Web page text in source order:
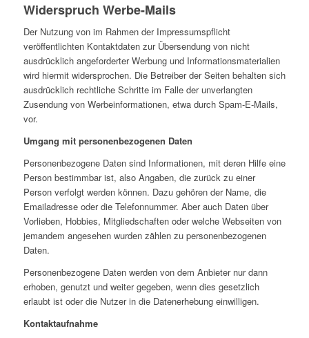
Widerspruch Werbe-Mails
Der Nutzung von im Rahmen der Impressumspflicht
veröffentlichten Kontaktdaten zur Übersendung von nicht
ausdrücklich angeforderter Werbung und Informationsmaterialien
wird hiermit widersprochen. Die Betreiber der Seiten behalten sich
ausdrücklich rechtliche Schritte im Falle der unverlangten
Zusendung von Werbeinformationen, etwa durch Spam-E-Mails,
vor.
Umgang mit personenbezogenen Daten
Personenbezogene Daten sind Informationen, mit deren Hilfe eine
Person bestimmbar ist, also Angaben, die zurück zu einer
Person verfolgt werden können. Dazu gehören der Name, die
Emailadresse oder die Telefonnummer. Aber auch Daten über
Vorlieben, Hobbies, Mitgliedschaften oder welche Webseiten von
jemandem angesehen wurden zählen zu personenbezogenen
Daten.
Personenbezogene Daten werden von dem Anbieter nur dann
erhoben, genutzt und weiter gegeben, wenn dies gesetzlich
erlaubt ist oder die Nutzer in die Datenerhebung einwilligen.
Kontaktaufnahme